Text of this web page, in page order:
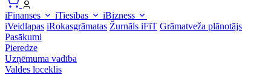
iFinanses iTiesības
iBizness
iVeidlapas iRokasgrāmatas Žurnāls iFiT Grāmatveža plānotājs
Pasākumi
Pieredze
Uzņēmuma vadība
Valdes loceklis